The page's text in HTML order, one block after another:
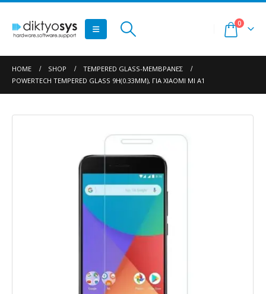
0
HOME SHOP
TEMPERED GLASS-ΜΕΜΒΡΆΝΕΣ
POWERTECH TEMPERED GLASS 9H(0.33MM), ΓΙΑ XIAOMI MI A1